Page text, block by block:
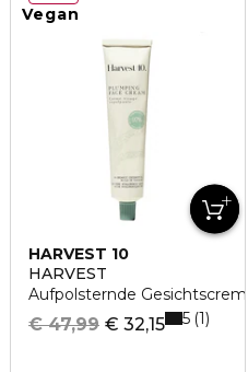
Vegan
HARVEST 10
HARVEST
Aufpolsternde Gesichtscreme
€ 32,15
€ 47,99 5 1